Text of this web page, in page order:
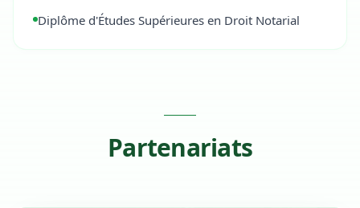
Diplôme d'Études Supérieures en Droit Notarial
Partenariats